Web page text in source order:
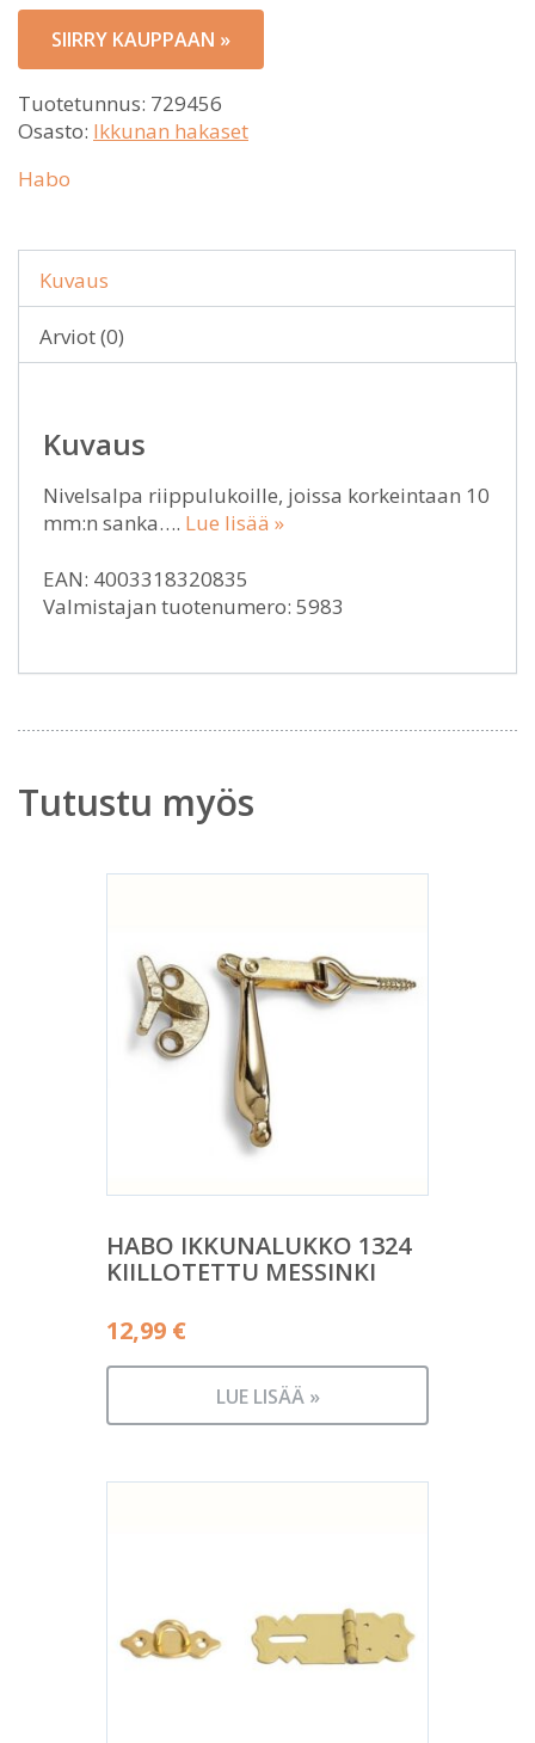
SIIRRY KAUPPAAN »
Tuotetunnus: 729456
Osasto: Ikkunan hakaset
Habo
Kuvaus
Arviot (0)
Kuvaus
Nivelsalpa riippulukoille, joissa korkeintaan 10
mm:n sanka…. Lue lisää »
EAN: 4003318320835
Valmistajan tuotenumero: 5983
Tutustu myös
HABO IKKUNALUKKO 1324
KIILLOTETTU MESSINKI
12,99 €
LUE LISÄÄ »